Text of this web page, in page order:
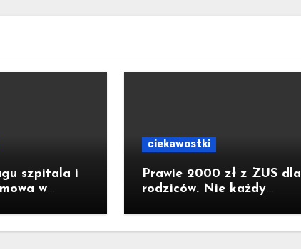
szpitala i
w
z Raciborza
ciekawostki
Prawie 2000 zł z ZUS dla
rodziców. Nie każdy
konkretne warunki